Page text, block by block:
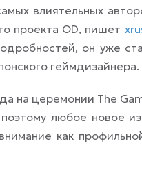
влиятельных
проекта OD, пишет
он уже
геймдизайнера.
на церемонии The
любое новое
как